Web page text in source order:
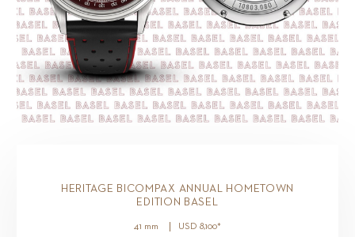
HERITAGE BICOMPAX ANNUAL HOMETOWN
EDITION BASEL
41 mm USD 8,100*